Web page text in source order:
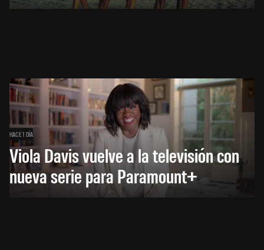
HACE 1 DÍA
Viola Davis vuelve a la televisión con
nueva serie para Paramount+